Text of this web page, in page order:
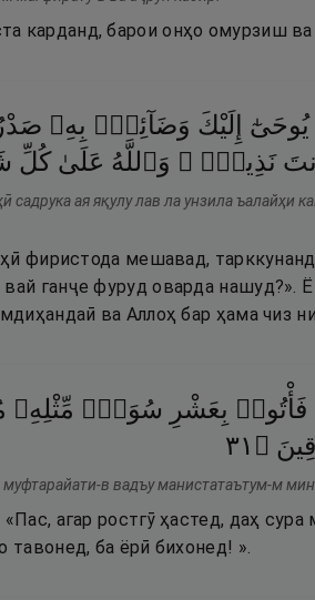
карданд, барои онҳо омурзиш ва
يُوحَىٰٓ إِلَيْكَ وَضَآئِقٌۢ بِهِۦ
أَنتَ نَذِيرٌۭ ۚ وَٱللَّهُ عَلَىٰ كُلِّ
ая яқулу лав ла унзила ъалайҳи
фиристода мешавад,
ганҷе фуруд оварда нашуд?».
ва Аллоҳ бар ҳама чиз
فَأْتُوا۟ بِعَشْرِ سُوَرٍۢ مِّثْلِهِۦ
۝ ١٣
в вадъу манистатаътум-м
агар ростгӯ ҳастед, даҳ
тавонед, ба ёрӣ бихонед! ».